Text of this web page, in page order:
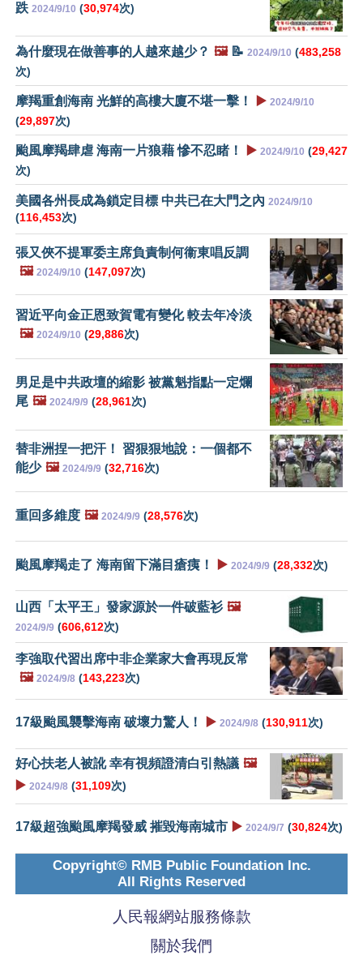
跌 2024/9/10 (30,974次)
為什麼現在做善事的人越來越少？ 🖼️📝 2024/9/10 (483,258
次)
摩羯重創海南 光鮮的高樓大廈不堪一擊！ ▶️ 2024/9/10
(29,897次)
颱風摩羯肆虐 海南一片狼藉 慘不忍睹！ ▶️ 2024/9/10 (29,427
次)
美國各州長成為鎖定目標 中共已在大門之內 2024/9/10
(116,453次)
張又俠不提軍委主席負責制何衞東唱反調
🖼️ 2024/9/10 (147,097次)
習近平向金正恩致賀電有變化 較去年冷淡
🖼️ 2024/9/10 (29,886次)
男足是中共政壇的縮影 被黨魁指點一定爛
尾 🖼️ 2024/9/9 (28,961次)
替非洲捏一把汗！ 習狠狠地說：一個都不
能少 🖼️ 2024/9/9 (32,716次)
重回多維度 🖼️ 2024/9/9 (28,576次)
颱風摩羯走了 海南留下滿目瘡痍！ ▶️ 2024/9/9 (28,332次)
山西「太平王」發家源於一件破藍衫 🖼️
2024/9/9 (606,612次)
李強取代習出席中非企業家大會再現反常
🖼️ 2024/9/8 (143,223次)
17級颱風襲擊海南 破壞力驚人！ ▶️ 2024/9/8 (130,911次)
好心扶老人被訛 幸有視頻證清白引熱議 🖼️
▶️ 2024/9/8 (31,109次)
17級超強颱風摩羯發威 摧毀海南城市 ▶️ 2024/9/7 (30,824次)
Copyright© RMB Public Foundation Inc.
All Rights Reserved
人民報網站服務條款
關於我們